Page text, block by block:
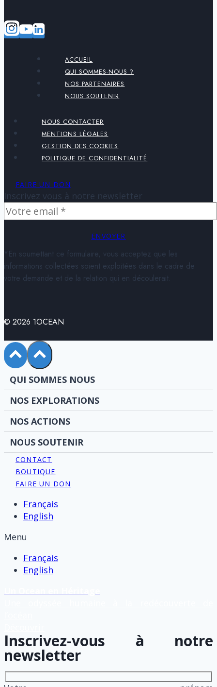
ACCUEIL
QUI SOMMES-NOUS ?
NOS PARTENAIRES
NOUS SOUTENIR
NOUS CONTACTER
MENTIONS LÉGALES
GESTION DES COOKIES
POLITIQUE DE CONFIDENTIALITÉ
FAIRE UN DON
Inscrivez vous à notre newsletter
ENVOYER
*En soumettant ce formulaire, vous acceptez que les
informations collectées soient exploitées dans le cadre de
votre demande et de la relation qui en découlerait.
© 2026 1OCEAN
QUI SOMMES NOUS
NOS EXPLORATIONS
NOS ACTIONS
NOUS SOUTENIR
CONTACT
BOUTIQUE
FAIRE UN DON
Français
English
Menu
Français
English
Inscrivez-vous à notre
newsletter